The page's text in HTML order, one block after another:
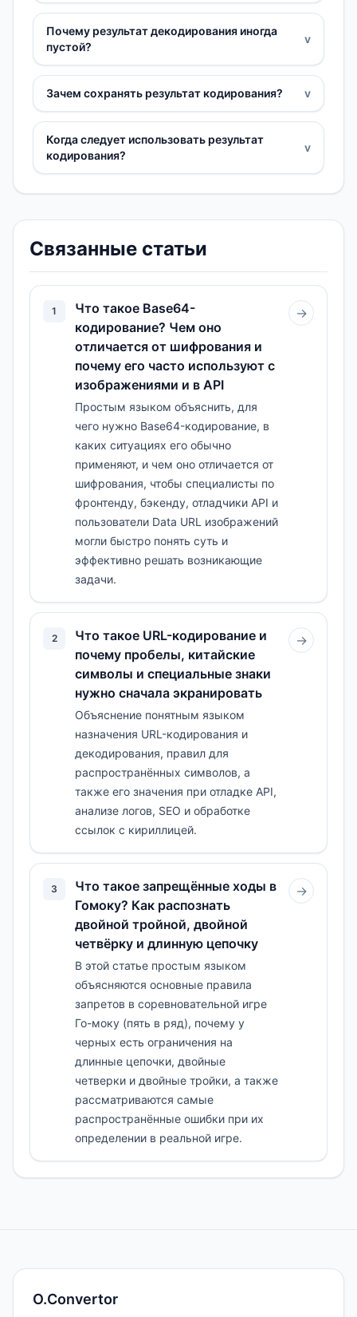
Почему результат декодирования иногда
пустой?
v
Зачем сохранять результат кодирования? v
Когда следует использовать результат
кодирования?
v
Связанные статьи
1
Что такое Base64-
кодирование? Чем оно
отличается от шифрования и
почему его часто используют с
изображениями и в API
Простым языком объяснить, для
чего нужно Base64-кодирование, в
каких ситуациях его обычно
применяют, и чем оно отличается от
шифрования, чтобы специалисты по
фронтенду, бэкенду, отладчики API и
пользователи Data URL изображений
могли быстро понять суть и
эффективно решать возникающие
задачи.
→
2
Что такое URL-кодирование и
почему пробелы, китайские
символы и специальные знаки
нужно сначала экранировать
Объяснение понятным языком
назначения URL-кодирования и
декодирования, правил для
распространённых символов, а
также его значения при отладке API,
анализе логов, SEO и обработке
ссылок с кириллицей.
→
3
Что такое запрещённые ходы в
Гомоку? Как распознать
двойной тройной, двойной
четвёрку и длинную цепочку
В этой статье простым языком
объясняются основные правила
запретов в соревновательной игре
Го-моку (пять в ряд), почему у
черных есть ограничения на
длинные цепочки, двойные
четверки и двойные тройки, а также
рассматриваются самые
распространённые ошибки при их
определении в реальной игре.
→
O.Convertor